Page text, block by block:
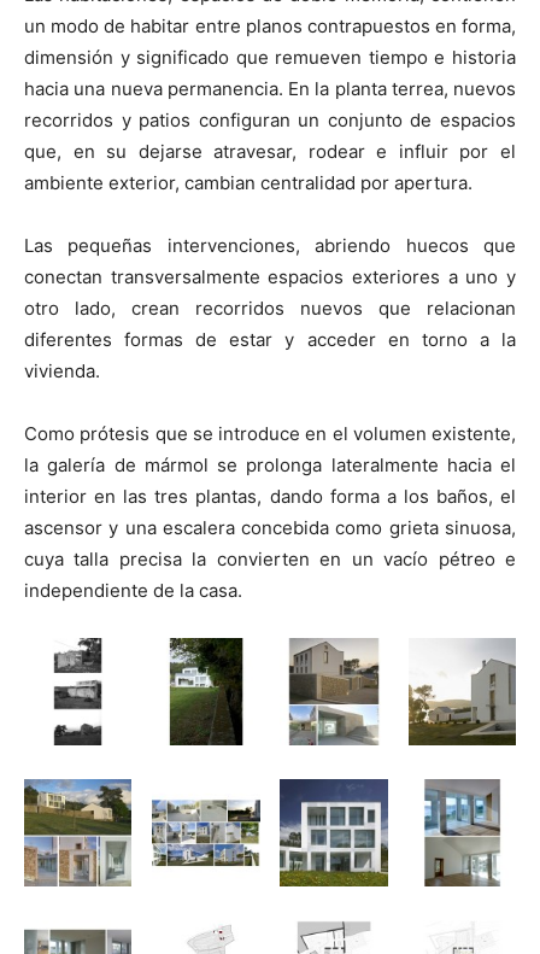
un modo de habitar entre planos contrapuestos en forma,
dimensión y significado que remueven tiempo e historia
hacia una nueva permanencia. En la planta terrea, nuevos
recorridos y patios configuran un conjunto de espacios
que, en su dejarse atravesar, rodear e influir por el
ambiente exterior, cambian centralidad por apertura.
Las pequeñas intervenciones, abriendo huecos que
conectan transversalmente espacios exteriores a uno y
otro lado, crean recorridos nuevos que relacionan
diferentes formas de estar y acceder en torno a la
vivienda.
Como prótesis que se introduce en el volumen existente,
la galería de mármol se prolonga lateralmente hacia el
interior en las tres plantas, dando forma a los baños, el
ascensor y una escalera concebida como grieta sinuosa,
cuya talla precisa la convierten en un vacío pétreo e
independiente de la casa.